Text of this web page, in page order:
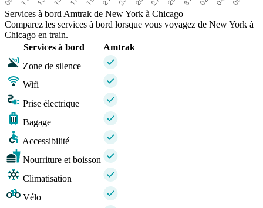
Services à bord Amtrak de New York à Chicago
Comparez les services à bord lorsque vous voyagez de New York à
Chicago en train.
Services à bord
Amtrak
Zone de silence
Wifi
Prise électrique
Bagage
Accessibilité
Nourriture et boisson
Climatisation
Vélo